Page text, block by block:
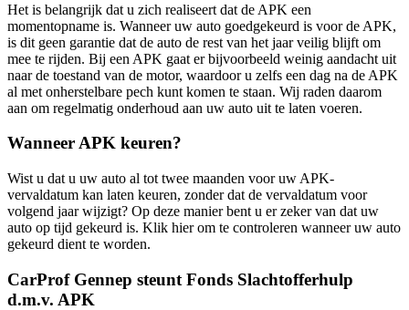
Het is belangrijk dat u zich realiseert dat de APK een
momentopname is. Wanneer uw auto goedgekeurd is voor de APK,
is dit geen garantie dat de auto de rest van het jaar veilig blijft om
mee te rijden. Bij een APK gaat er bijvoorbeeld weinig aandacht uit
naar de toestand van de motor, waardoor u zelfs een dag na de APK
al met onherstelbare pech kunt komen te staan. Wij raden daarom
aan om regelmatig onderhoud aan uw auto uit te laten voeren.
Wanneer APK keuren?
Wist u dat u uw auto al tot twee maanden voor uw APK-
vervaldatum kan laten keuren, zonder dat de vervaldatum voor
volgend jaar wijzigt? Op deze manier bent u er zeker van dat uw
auto op tijd gekeurd is. Klik hier om te controleren wanneer uw auto
gekeurd dient te worden.
CarProf Gennep steunt Fonds Slachtofferhulp
d.m.v. APK